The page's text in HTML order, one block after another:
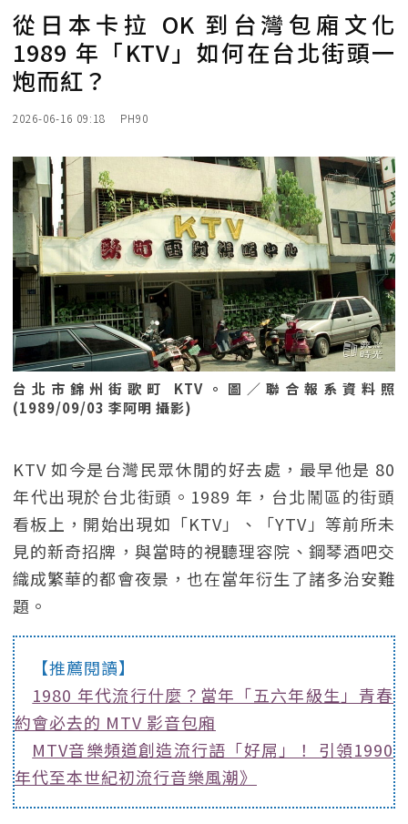
從日本卡拉 OK 到台灣包廂文化
1989 年「KTV」如何在台北街頭一
炮而紅？
2026-06-16 09:18 PH90
台北市錦州街歌町 KTV。圖／聯合報系資料照
(1989/09/03 李阿明 攝影)
KTV 如今是台灣民眾休閒的好去處，最早他是 80
年代出現於台北街頭。1989 年，台北鬧區的街頭
看板上，開始出現如「KTV」、「YTV」等前所未
見的新奇招牌，與當時的視聽理容院、鋼琴酒吧交
織成繁華的都會夜景，也在當年衍生了諸多治安難
題。
【推薦閱讀】
1980 年代流行什麼？當年「五六年級生」青春
約會必去的 MTV 影音包廂
MTV音樂頻道創造流行語「好屌」！ 引領1990
年代至本世紀初流行音樂風潮》